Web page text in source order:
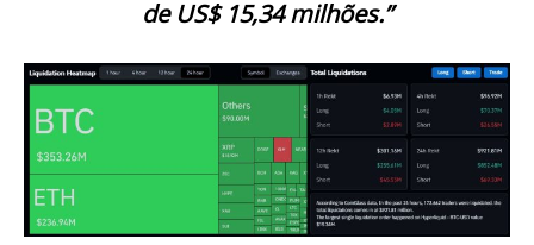
de US$ 15,34 milhões.”